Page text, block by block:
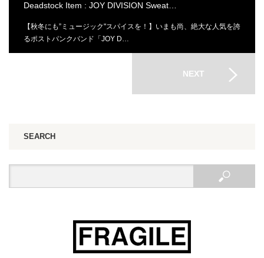
Deadstock Item : JOY DIVISION Sweat…
【秋冬にも”ミュージック"スパイスを！】いまも尚、絶大な人気を誇
るポストパンクバンド「JOY D…
NEXT
SEARCH